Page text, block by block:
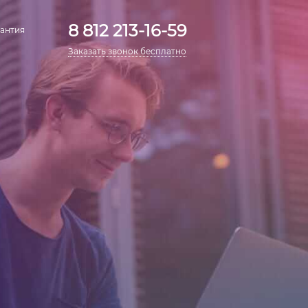
8 812 213-16-59
Заказать звонок бесплатно